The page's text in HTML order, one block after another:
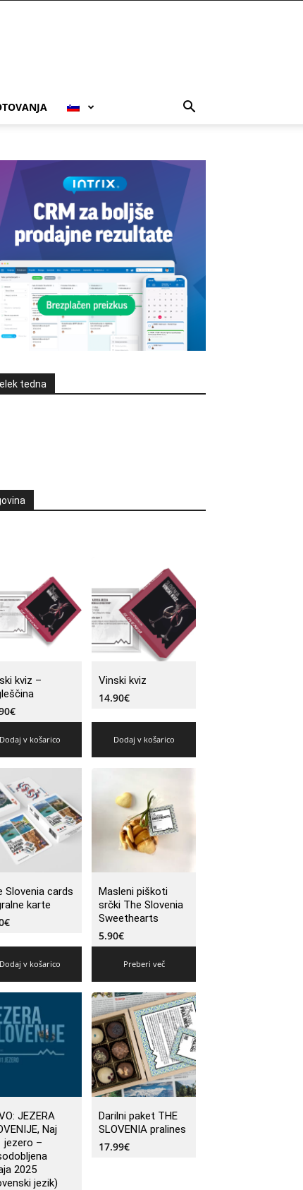
tedna
kviz –
€
Dodaj v košarico
Vinski kviz
14.90€
Dodaj v košarico
Slovenia cards
karte
€
Dodaj v košarico
Masleni piškoti
srčki The Slovenia
Sweethearts
5.90€
Preberi več
JEZERA
Naj
jezero –
2025
jezik)
Darilni paket THE
SLOVENIA pralines
17.99€